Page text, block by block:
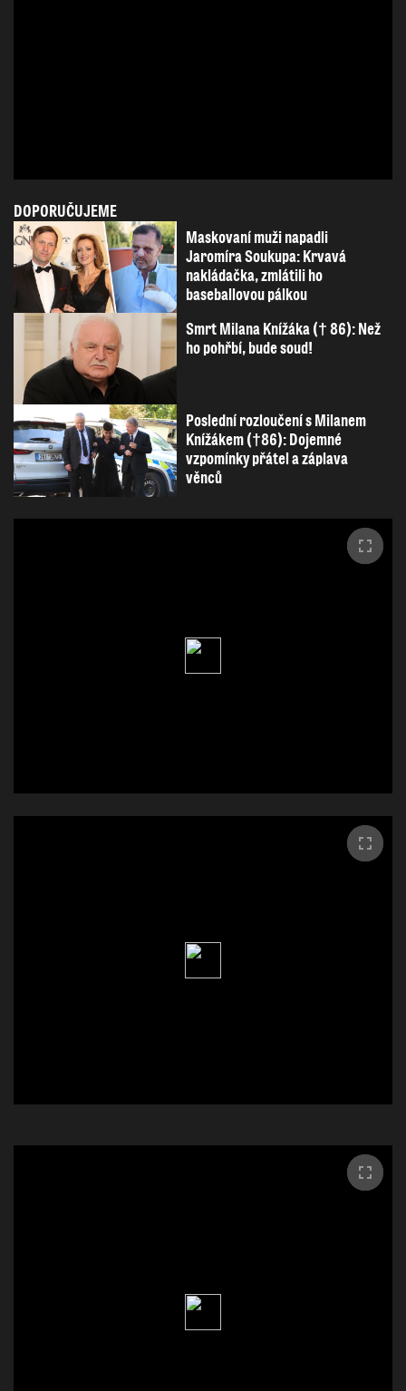
DOPORUČUJEME
Maskovaní muži napadli
Jaromíra Soukupa: Krvavá
nakládačka, zmlátili ho
baseballovou pálkou
Smrt Milana Knížáka († 86): Než
ho pohřbí, bude soud!
Poslední rozloučení s Milanem
Knížákem (†86): Dojemné
vzpomínky přátel a záplava
věnců